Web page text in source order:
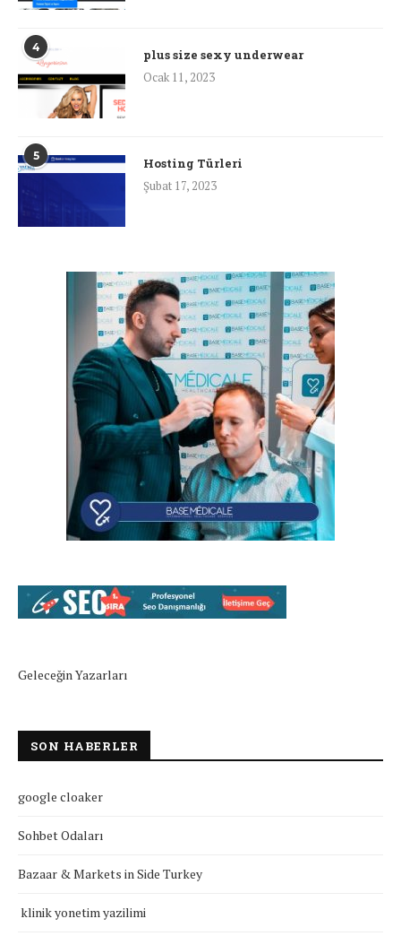
4
plus size sexy underwear
Ocak 11, 2023
5
Hosting Türleri
Şubat 17, 2023
Geleceğin Yazarları
SON HABERLER
google cloaker
Sohbet Odaları
Bazaar & Markets in Side Turkey
klinik yonetim yazilimi